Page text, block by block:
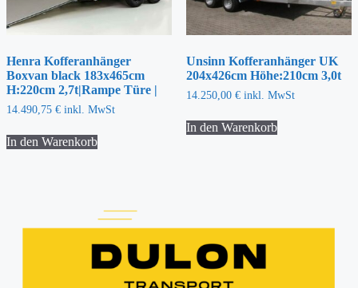
Henra Kofferanhänger
Boxvan black 183x465cm
H:220cm 2,7t|Rampe Türe |
14.490,75 € inkl. MwSt
In den Warenkorb
Unsinn Kofferanhänger UK
204x426cm Höhe:210cm 3,0t
14.250,00 €inkl. MwSt
In den Warenkorb